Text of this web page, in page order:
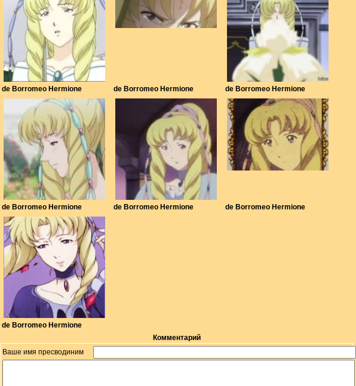
de Borromeo Hermione de Borromeo Hermione de Borromeo Hermione
de Borromeo Hermione de Borromeo Hermione de Borromeo Hermione
de Borromeo Hermione
Комментарий
Ваше имя пресводиним